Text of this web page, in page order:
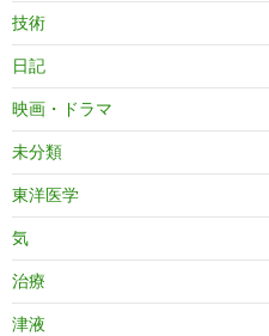
技術
日記
映画・ドラマ
未分類
東洋医学
気
治療
津液